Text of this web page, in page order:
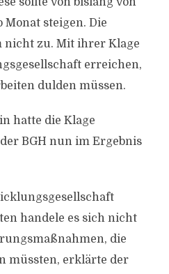
Monat steigen. Die
nicht zu. Mit ihrer Klage
erreichen,
dulden müssen.
hatte die Klage
BGH nun im Ergebnis
handele es sich nicht
die
müssten, erklärte der